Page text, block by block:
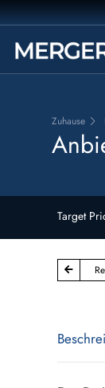
Zuhause
Target